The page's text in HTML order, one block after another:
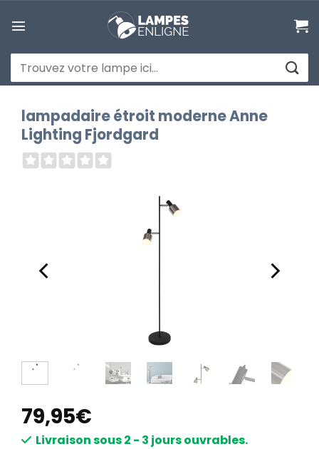
au
Recherche
pour :
lampadaire étroit moderne Anne
Lighting Fjordgard
79,95€
Livraison sous 2 - 3 jours ouvrables.